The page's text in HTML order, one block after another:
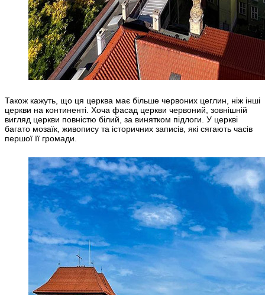
Також кажуть, що ця церква має більше червоних цеглин, ніж інші
церкви на континенті. Хоча фасад церкви червоний, зовнішній
вигляд церкви повністю білий, за винятком підлоги. У церкві
багато мозаїк, живопису та історичних записів, які сягають часів
першої її громади.